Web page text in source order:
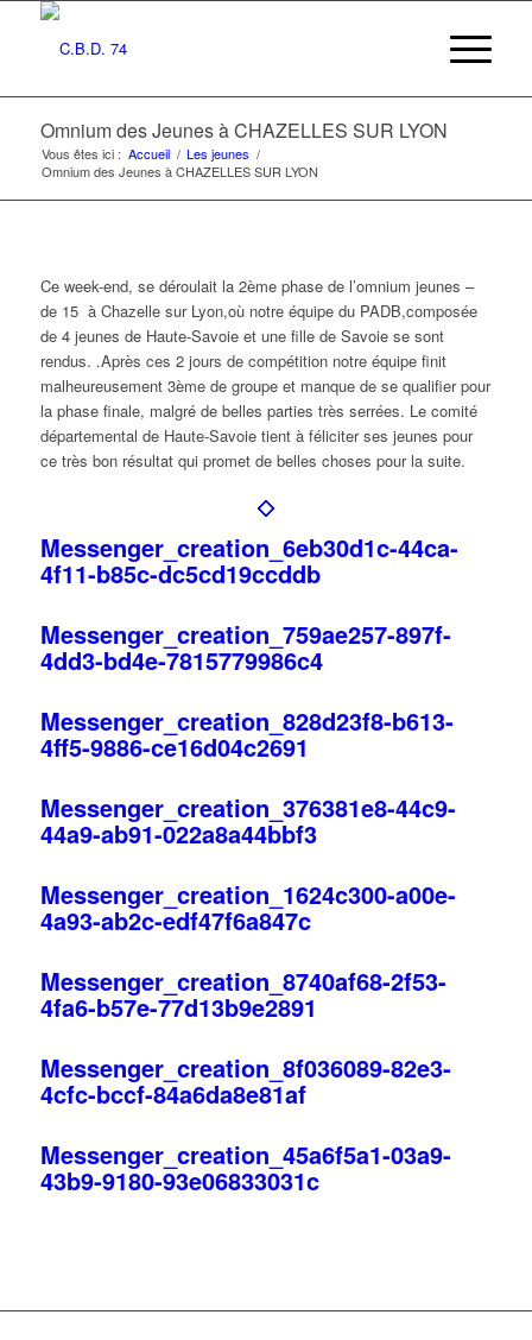
Omnium des Jeunes à CHAZELLES SUR LYON
Vous êtes ici : Accueil / Les jeunes /
Omnium des Jeunes à CHAZELLES SUR LYON
Ce week-end, se déroulait la 2ème phase de l’omnium jeunes –
de 15 à Chazelle sur Lyon,où notre équipe du PADB,composée
de 4 jeunes de Haute-Savoie et une fille de Savoie se sont
rendus. .Après ces 2 jours de compétition notre équipe finit
malheureusement 3ème de groupe et manque de se qualifier pour
la phase finale, malgré de belles parties très serrées. Le comité
départemental de Haute-Savoie tient à féliciter ses jeunes pour
ce très bon résultat qui promet de belles choses pour la suite.
Messenger_creation_6eb30d1c-44ca-
4f11-b85c-dc5cd19ccddb
Messenger_creation_759ae257-897f-
4dd3-bd4e-7815779986c4
Messenger_creation_828d23f8-b613-
4ff5-9886-ce16d04c2691
Messenger_creation_376381e8-44c9-
44a9-ab91-022a8a44bbf3
Messenger_creation_1624c300-a00e-
4a93-ab2c-edf47f6a847c
Messenger_creation_8740af68-2f53-
4fa6-b57e-77d13b9e2891
Messenger_creation_8f036089-82e3-
4cfc-bccf-84a6da8e81af
Messenger_creation_45a6f5a1-03a9-
43b9-9180-93e06833031c